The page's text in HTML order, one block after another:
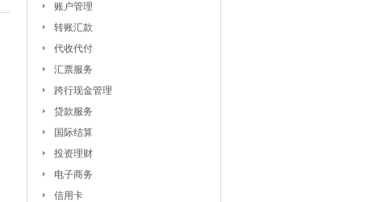
账户管理
转账汇款
代收代付
汇票服务
跨行现金管理
贷款服务
国际结算
投资理财
电子商务
信用卡